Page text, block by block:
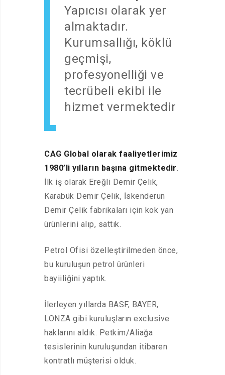
Yapıcısı olarak yer
almaktadır.
Kurumsallığı, köklü
geçmişi,
profesyonelliği ve
tecrübeli ekibi ile
hizmet vermektedir
CAG Global olarak faaliyetlerimiz
1980’li yılların başına gitmektedir.
İlk iş olarak Ereğli Demir Çelik,
Karabük Demir Çelik, İskenderun
Demir Çelik fabrikaları için kok yan
ürünlerini alıp, sattık.
Petrol Ofisi özelleştirilmeden önce,
bu kuruluşun petrol ürünleri
bayiiliğini yaptık.
İlerleyen yıllarda BASF, BAYER,
LONZA gibi kuruluşların exclusive
haklarını aldık. Petkim/Aliağa
tesislerinin kuruluşundan itibaren
kontratlı müşterisi olduk.